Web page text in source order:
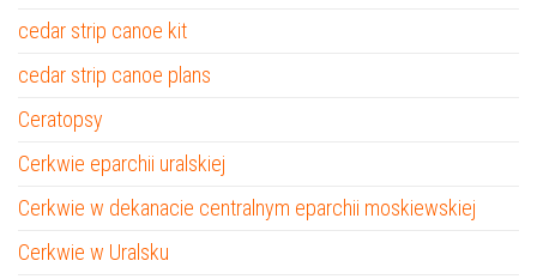
cedar strip canoe kit
cedar strip canoe plans
Ceratopsy
Cerkwie eparchii uralskiej
Cerkwie w dekanacie centralnym eparchii moskiewskiej
Cerkwie w Uralsku